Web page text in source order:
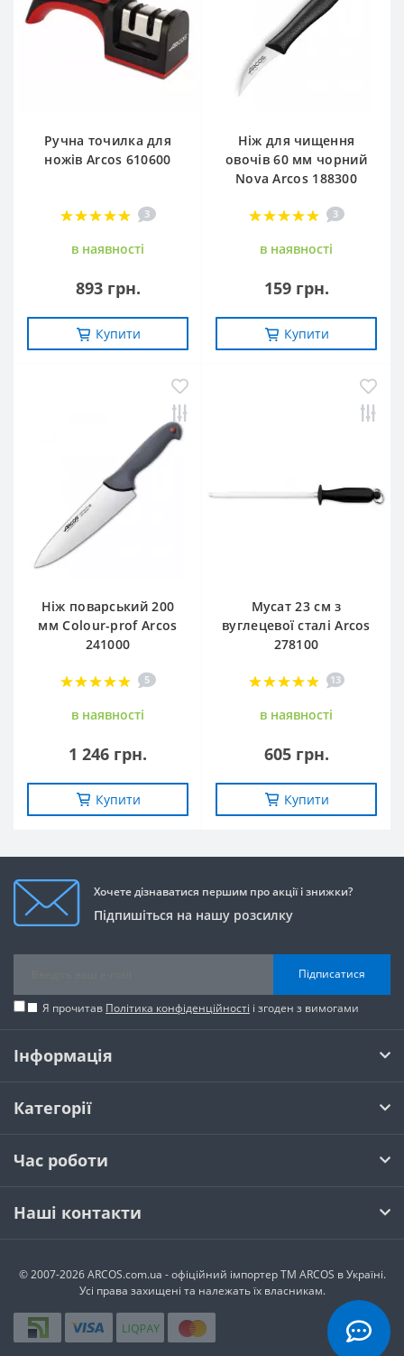
Ручна точилка для
ножів Arcos 610600
3
в наявностi
893 грн.
Купити
Ніж для чищення
овочів 60 мм чорний
Nova Arcos 188300
3
в наявностi
159 грн.
Купити
Ніж поварський 200
мм Сolour-prof Arcos
241000
5
в наявностi
1 246 грн.
Купити
Мусат 23 см з
вуглецевої сталі Arcos
278100
13
в наявностi
605 грн.
Купити
Хочете дізнаватися першим про акції і знижки?
Підпишіться на нашу розсилку
Підписатися
Я прочитав Політика конфіденційності і згоден з вимогами
Інформація
Категорії
Час роботи
Наші контакти
© 2007-2026 ARCOS.com.ua - офiцiйний iмпортер ТМ ARCOS в Україні.
Усi права захищенi та належать їх власникам.